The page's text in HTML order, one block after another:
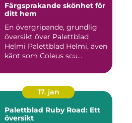
Färgsprakande skönhet för
ditt hem
En övergripande, grundlig
översikt över Palettblad
Helmi Palettblad Helmi, även
känt som Coleus scu...
17. jan
Palettblad Ruby Road: Ett
översikt